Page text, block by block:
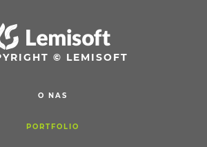
© LEMISOFT
O NAS
PORTFOLIO